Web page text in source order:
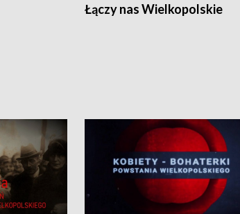
Łączy nas Wielkopolskie